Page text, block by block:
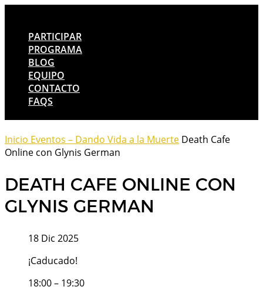
PARTICIPAR
PROGRAMA
BLOG
EQUIPO
CONTACTO
FAQS
Inicio Eventos – Dando Vida a la Muerte Death Cafe
Online con Glynis German
DEATH CAFE ONLINE CON
GLYNIS GERMAN
18 Dic 2025
¡Caducado!
18:00 – 19:30